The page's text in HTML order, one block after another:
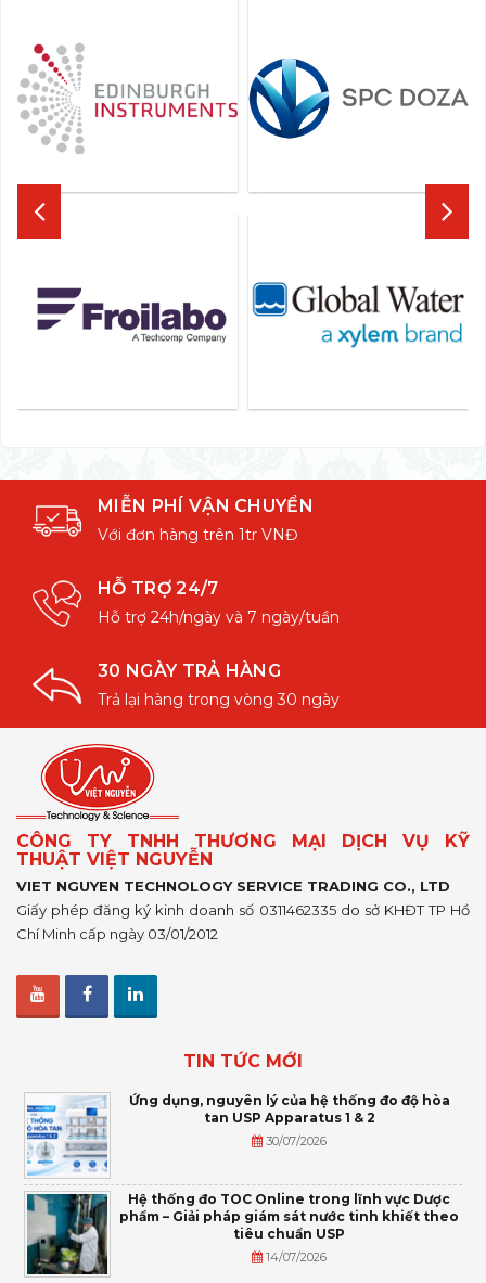
MIỄN PHÍ VẬN CHUYỂN
Với đơn hàng trên 1tr VNĐ
HỖ TRỢ 24/7
Hỗ trợ 24h/ngày và 7 ngày/tuần
30 NGÀY TRẢ HÀNG
Trả lại hàng trong vòng 30 ngày
CÔNG TY TNHH THƯƠNG MẠI DỊCH VỤ KỸ
THUẬT VIỆT NGUYỄN
VIET NGUYEN TECHNOLOGY SERVICE TRADING CO., LTD
Giấy phép đăng ký kinh doanh số 0311462335 do sở KHĐT TP Hồ
Chí Minh cấp ngày 03/01/2012
TIN TỨC MỚI
Ứng dụng, nguyên lý của hệ thống đo độ hòa
tan USP Apparatus 1 & 2
30/07/2026
Hệ thống đo TOC Online trong lĩnh vực Dược
phẩm – Giải pháp giám sát nước tinh khiết theo
tiêu chuẩn USP
14/07/2026